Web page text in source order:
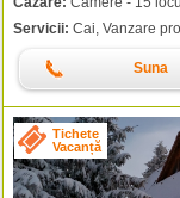
Servicii: Cai, Vanzare
Suna
Tichete
Vacanță